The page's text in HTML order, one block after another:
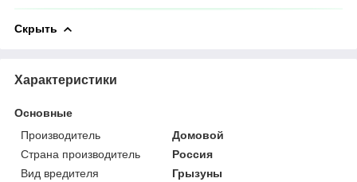
Скрыть
Характеристики
Основные
Производитель
Домовой
Страна производитель
Россия
Вид вредителя
Грызуны